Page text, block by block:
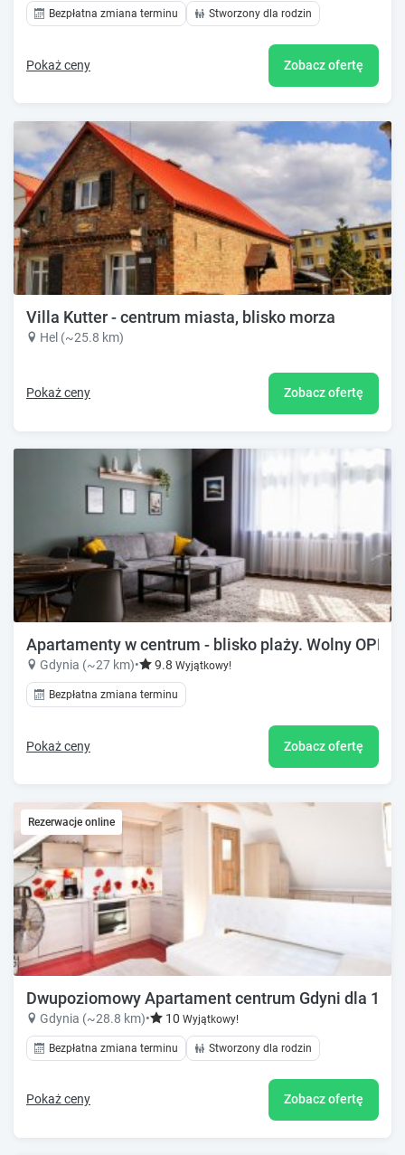
Bezpłatna zmiana terminu Stworzony dla rodzin
Pokaż ceny Zobacz ofertę
Villa Kutter - centrum miasta, blisko morza
Hel (~25.8 km)
Pokaż ceny Zobacz ofertę
Apartamenty w centrum - blisko plaży. Wolny
Gdynia (~27 km)• 9.8 Wyjątkowy!
Bezpłatna zmiana terminu
Pokaż ceny Zobacz ofertę
Rezerwacje online
Dwupoziomowy Apartament centrum Gdyni dla 1-
Gdynia (~28.8 km)• 10 Wyjątkowy!
Bezpłatna zmiana terminu Stworzony dla rodzin
Pokaż ceny Zobacz ofertę